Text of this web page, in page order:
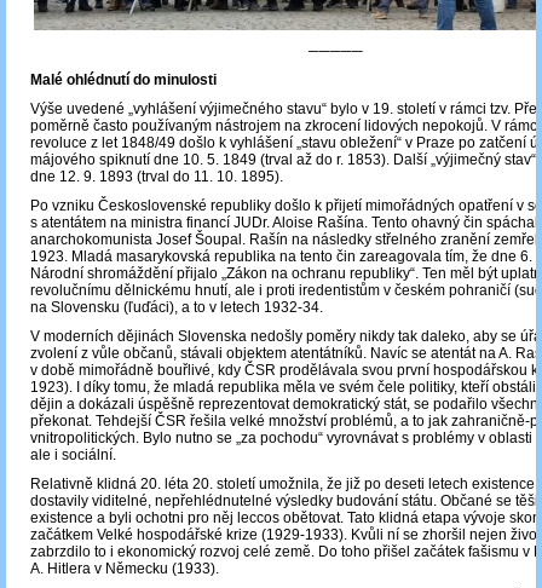
─────
Malé ohlédnutí do minulosti
Výše uvedené „vyhlášení výjimečného stavu“ bylo v 19. století v rámci tzv.
poměrně často používaným nástrojem na zkrocení lidových nepokojů. V
revoluce z let 1848/49 došlo k vyhlášení „stavu obležení“ v Praze po zatčení
májového spiknutí dne 10. 5. 1849 (trval až do r. 1853). Další „výjimečný stav“
dne 12. 9. 1893 (trval do 11. 10. 1895).
Po vzniku Československé republiky došlo k přijetí mimořádných opatření v
s atentátem na ministra financí JUDr. Aloise Rašína. Tento ohavný čin
anarchokomunista Josef Šoupal. Rašín na následky střelného zranění zemřel
1923. Mladá masarykovská republika na tento čin zareagovala tím, že dne 6.
Národní shromáždění přijalo „Zákon na ochranu republiky“. Ten měl být
revolučnímu dělnickému hnutí, ale i proti iredentistům v českém pohraničí
na Slovensku (ľuďáci), a to v letech 1932-34.
V moderních dějinách Slovenska nedošly poměry nikdy tak daleko, aby se
zvolení z vůle občanů, stávali objektem atentátníků. Navíc se atentát na A.
v době mimořádně bouřlivé, kdy ČSR prodělávala svou první hospodářskou
1923). I díky tomu, že mladá republika měla ve svém čele politiky, kteří obstáli
dějin a dokázali úspěšně reprezentovat demokratický stát, se podařilo
překonat. Tehdejší ČSR řešila velké množství problémů, a to jak zahraničně-
vnitropolitických. Bylo nutno se „za pochodu“ vyrovnávat s problémy v oblasti
ale i sociální.
Relativně klidná 20. léta 20. století umožnila, že již po deseti letech existence
dostavily viditelné, nepřehlédnutelné výsledky budování státu. Občané se
existence a byli ochotni pro něj leccos obětovat. Tato klidná etapa vývoje
začátkem Velké hospodářské krize (1929-1933). Kvůli ní se zhoršil nejen
zabrzdilo to i ekonomický rozvoj celé země. Do toho přišel začátek fašismu v
A. Hitlera v Německu (1933).